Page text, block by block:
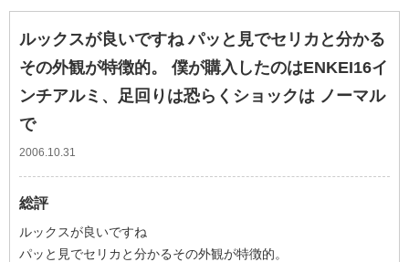
ルックスが良いですね パッと見でセリカと分かる
その外観が特徴的。 僕が購入したのはENKEI16イ
ンチアルミ、足回りは恐らくショックは ノーマル
で
2006.10.31
総評
ルックスが良いですね
パッと見でセリカと分かるその外観が特徴的。